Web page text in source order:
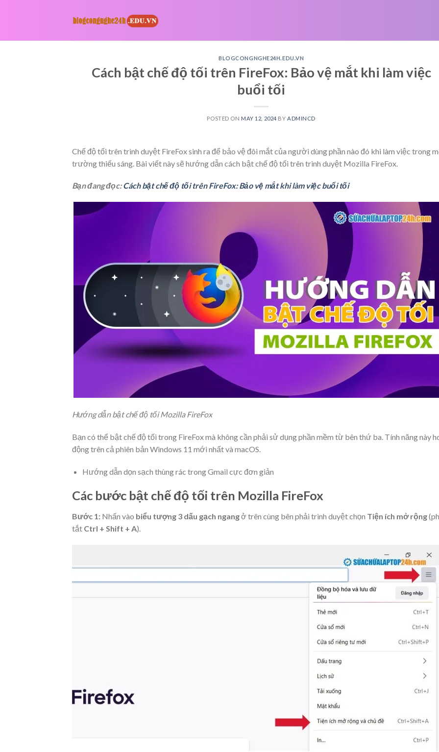
BLOGCONGNGHE24H.EDU.VN
Cách bật chế độ tối trên FireFox: Bảo vệ mắt khi làm việc
buổi tối
POSTED ON MAY 12, 2024 BY ADMINCD
Chế độ tối trên trình duyệt FireFox sinh ra để bảo vệ đôi mắt của người dùng phần nào đó khi làm việc trong
trường thiếu sáng. Bài viết này sẽ hướng dẫn cách bật chế độ tối trên trình duyệt Mozilla FireFox.
Bạn đang đọc:Cách bật chế độ tối trên FireFox: Bảo vệ mắt khi làm việc buổi tối
Hướng dẫn bật chế độ tối Mozilla FireFox
Bạn có thể bật chế độ tối trong FireFox mà không cần phải sử dụng phần mềm từ bên thứ ba. Tính năng này
động trên cả phiên bản Windows 11 mới nhất và macOS.
Hướng dẫn dọn sạch thùng rác trong Gmail cực đơn giản
Các bước bật chế độ tối trên Mozilla FireFox
Bước 1: Nhấn vào biểu tượng 3 dấu gạch ngangở trên cùng bên phải trình duyệt chọn Tiện ích mở rộng
tắt Ctrl + Shift + A).